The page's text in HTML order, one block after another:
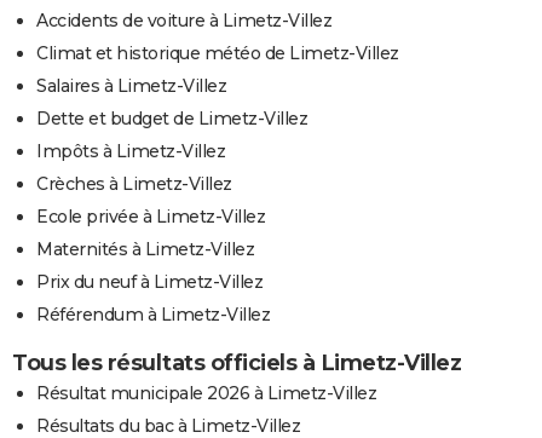
Accidents de voiture à Limetz-Villez
Climat et historique météo de Limetz-Villez
Salaires à Limetz-Villez
Dette et budget de Limetz-Villez
Impôts à Limetz-Villez
Crèches à Limetz-Villez
Ecole privée à Limetz-Villez
Maternités à Limetz-Villez
Prix du neuf à Limetz-Villez
Référendum à Limetz-Villez
Tous les résultats officiels à Limetz-Villez
Résultat municipale 2026 à Limetz-Villez
Résultats du bac à Limetz-Villez